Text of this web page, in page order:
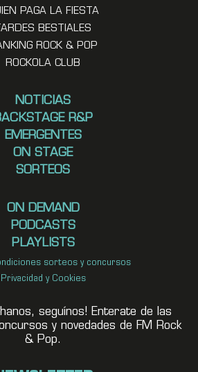
PAGA LA FIESTA
TARDES BESTIALES
ROCK & POP
ROCKOLA CLUB
NOTICIAS
R&P
EMERGENTES
ON STAGE
SORTEOS
ON DEMAND
PODCASTS
PLAYLISTS
sorteos y concursos
Privacidad y Cookies
seguínos! Enterate de las
y novedades de FM Rock
& Pop.